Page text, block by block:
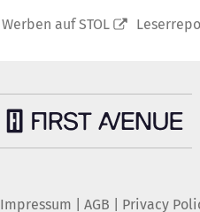
Werben auf STOL
Impressum AGB Privacy